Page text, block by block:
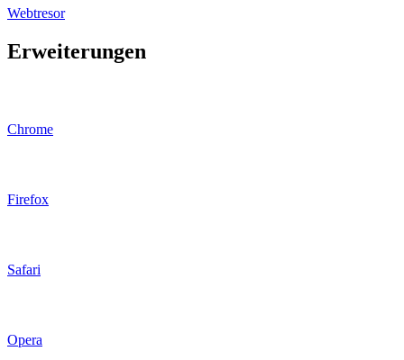
Webtresor
Erweiterungen
Chrome
Firefox
Safari
Opera